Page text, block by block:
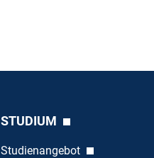
STUDIUM
Studienangebot